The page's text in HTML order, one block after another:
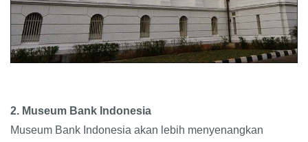
2. Museum Bank Indonesia
Museum Bank Indonesia akan lebih menyenangkan